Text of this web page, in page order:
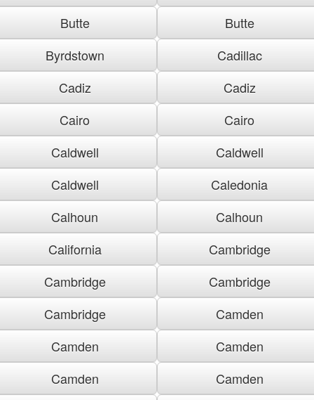
Butte
Butte
Byrdstown
Cadillac
Cadiz
Cadiz
Cairo
Cairo
Caldwell
Caldwell
Caldwell
Caledonia
Calhoun
Calhoun
California
Cambridge
Cambridge
Cambridge
Cambridge
Camden
Camden
Camden
Camden
Camden